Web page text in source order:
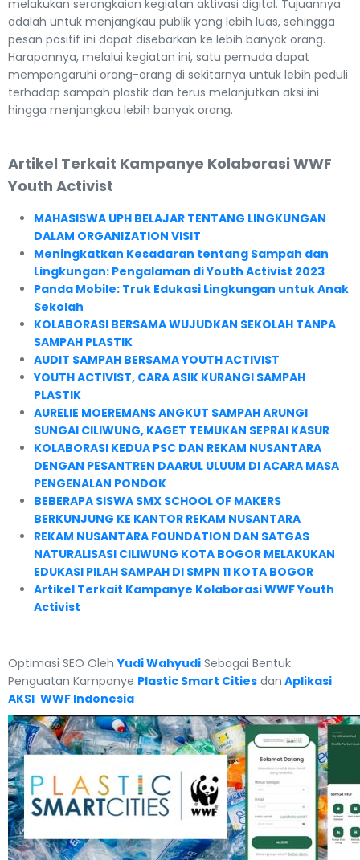
melakukan serangkaian kegiatan aktivasi digital. Tujuannya
adalah untuk menjangkau publik yang lebih luas, sehingga
pesan positif ini dapat disebarkan ke lebih banyak orang.
Harapannya, melalui kegiatan ini, satu pemuda dapat
mempengaruhi orang-orang di sekitarnya untuk lebih peduli
terhadap sampah plastik dan terus melanjutkan aksi ini
hingga menjangkau lebih banyak orang.
Artikel Terkait Kampanye Kolaborasi WWF
Youth Activist
MAHASISWA UPH BELAJAR TENTANG LINGKUNGAN
DALAM ORGANIZATION VISIT
Meningkatkan Kesadaran tentang Sampah dan
Lingkungan: Pengalaman di Youth Activist 2023
Panda Mobile: Truk Edukasi Lingkungan untuk Anak
Sekolah
KOLABORASI BERSAMA WUJUDKAN SEKOLAH TANPA
SAMPAH PLASTIK
AUDIT SAMPAH BERSAMA YOUTH ACTIVIST
YOUTH ACTIVIST, CARA ASIK KURANGI SAMPAH
PLASTIK
AURELIE MOEREMANS ANGKUT SAMPAH ARUNGI
SUNGAI CILIWUNG, KAGET TEMUKAN SEPRAI KASUR
KOLABORASI KEDUA PSC DAN REKAM NUSANTARA
DENGAN PESANTREN DAARUL ULUUM DI ACARA MASA
PENGENALAN PONDOK
BEBERAPA SISWA SMX SCHOOL OF MAKERS
BERKUNJUNG KE KANTOR REKAM NUSANTARA
REKAM NUSANTARA FOUNDATION DAN SATGAS
NATURALISASI CILIWUNG KOTA BOGOR MELAKUKAN
EDUKASI PILAH SAMPAH DI SMPN 11 KOTA BOGOR
Artikel Terkait Kampanye Kolaborasi WWF Youth
Activist
Optimasi SEO OlehYudi Wahyudi Sebagai Bentuk
Penguatan Kampanye Plastic Smart Cities dan Aplikasi
AKSI WWF Indonesia